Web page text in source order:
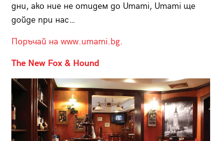
дни, ако ние не отидем до Umami, Umami ще
дойде при нас…
Поръчай на www.umami.bg.
The New Fox & Hound